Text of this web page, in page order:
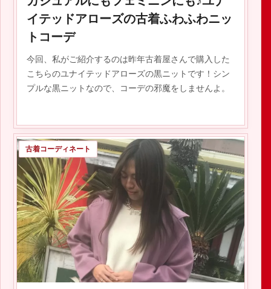
イテッドアローズの古着ふわふわニッ
トコーデ
今回、私がご紹介するのは昨年古着屋さんで購入した
こちらのユナイテッドアローズの黒ニットです！シン
プルな黒ニットなので、コーデの邪魔をしませんよ。
2020.01.15
古着コーディネート